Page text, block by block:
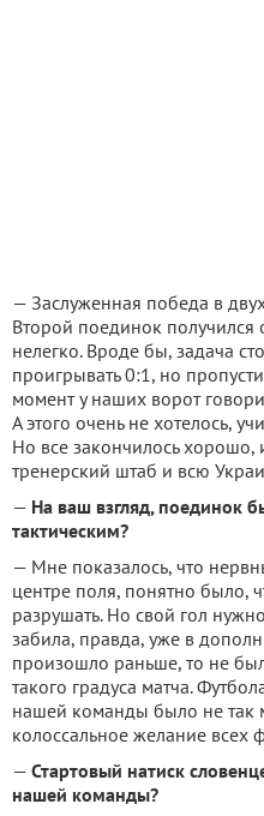
— Заслуженная победа в
Второй поединок получился
нелегко. Вроде бы, задача
проигрывать 0:1, но
момент у наших ворот
А этого очень не хотелось,
Но все закончилось хорошо,
тренерский штаб и всю
— На ваш взгляд, поединок
тактическим?
— Мне показалось, что
центре поля, понятно было,
разрушать. Но свой гол
забила, правда, уже в
произошло раньше, то не
такого градуса матча.
нашей команды было не так
колоссальное желание всех
— Стартовый натиск
нашей команды?